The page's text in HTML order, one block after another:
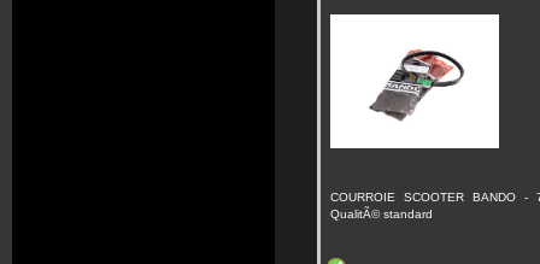
COURROIE SCOOTER BANDO
QualitÃ© standard